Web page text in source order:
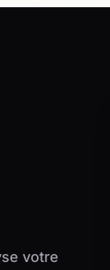
votre